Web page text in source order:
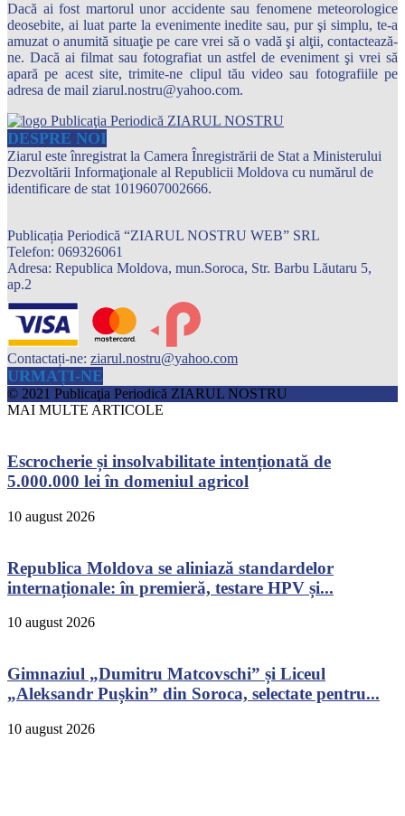
Dacă ai fost martorul unor accidente sau fenomene meteorologice
deosebite, ai luat parte la evenimente inedite sau, pur şi simplu, te-a
amuzat o anumită situaţie pe care vrei să o vadă şi alţii, contactează-
ne. Dacă ai filmat sau fotografiat un astfel de eveniment şi vrei să
apară pe acest site, trimite-ne clipul tău video sau fotografiile pe
adresa de mail ziarul.nostru@yahoo.com.
DESPRE NOI
Ziarul este înregistrat la Camera Înregistrării de Stat a Ministerului
Dezvoltării Informaţionale al Republicii Moldova cu numărul de
identificare de stat 1019607002666.
Publicația Periodică “ZIARUL NOSTRU WEB” SRL
Telefon: 069326061
Adresa: Republica Moldova, mun.Soroca, Str. Barbu Lăutaru 5,
ap.2
Contactați-ne: ziarul.nostru@yahoo.com
URMAȚI-NE
© 2021 Publicaţia Periodică ZIARUL NOSTRU
MAI MULTE ARTICOLE
Escrocherie și insolvabilitate intenționată de
5.000.000 lei în domeniul agricol
10 august 2026
Republica Moldova se aliniază standardelor
internaționale: în premieră, testare HPV și...
10 august 2026
Gimnaziul „Dumitru Matcovschi” și Liceul
„Aleksandr Pușkin” din Soroca, selectate pentru...
10 august 2026